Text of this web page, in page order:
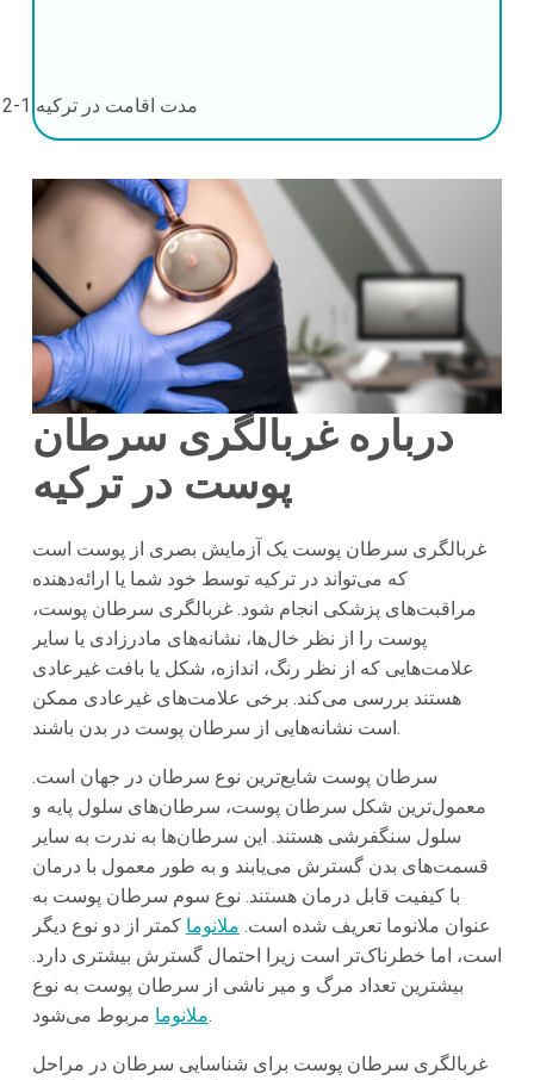
مدت اقامت در ترکیه 1-2 روز
درباره غربالگری سرطان
پوست در ترکیه
غربالگری سرطان پوست یک آزمایش بصری از پوست است
که می‌تواند در ترکیه توسط خود شما یا ارائه‌دهنده
مراقبت‌های پزشکی انجام شود. غربالگری سرطان پوست،
پوست را از نظر خال‌ها، نشانه‌های مادرزادی یا سایر
علامت‌هایی که از نظر رنگ، اندازه، شکل یا بافت غیرعادی
هستند بررسی می‌کند. برخی علامت‌های غیرعادی ممکن
است نشانه‌هایی از سرطان پوست در بدن باشند.
سرطان پوست شایع‌ترین نوع سرطان در جهان است.
معمول‌ترین شکل سرطان پوست، سرطان‌های سلول پایه و
سلول سنگفرشی هستند. این سرطان‌ها به ندرت به سایر
قسمت‌های بدن گسترش می‌یابند و به طور معمول با درمان
با کیفیت قابل درمان هستند. نوع سوم سرطان پوست به
عنوان ملانوما تعریف شده است. ملانوما کمتر از دو نوع دیگر
است، اما خطرناک‌تر است زیرا احتمال گسترش بیشتری دارد.
بیشترین تعداد مرگ و میر ناشی از سرطان پوست به نوع
ملانومامربوط می‌شود.
غربالگری سرطان پوست برای شناسایی سرطان در مراحل